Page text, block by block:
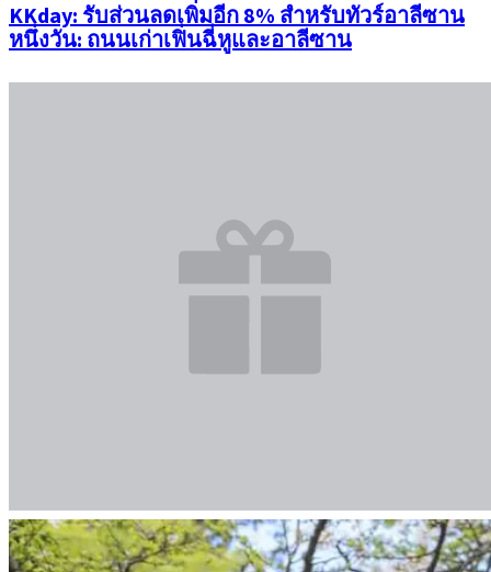
KKday: รับส่วนลดเพิ่มอีก 8% สำหรับทัวร์อาลีซาน
หนึ่งวัน: ถนนเก่าเฟิ่นฉี่หูและอาลีซาน